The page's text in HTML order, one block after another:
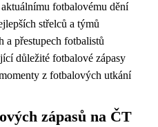
fotbalovému dění
střelců a týmů
a přestupech fotbalistů
důležité fotbalové zápasy
z fotbalových utkání
zápasů na ČT